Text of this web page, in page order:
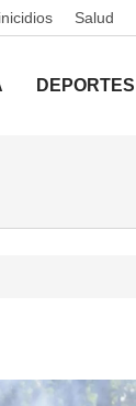
Salud
DEPORTES